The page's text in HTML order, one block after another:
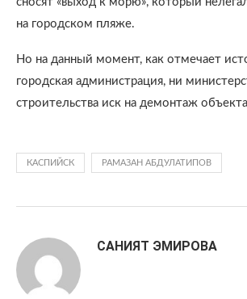
на городском пляже.
Но на данный момент, как отмечает
городская администрация, ни
строительства иск на демонтаж
КАСПИЙСК РАМАЗАН АБДУЛАТИПОВ
САНИЯТ ЭМИРОВА